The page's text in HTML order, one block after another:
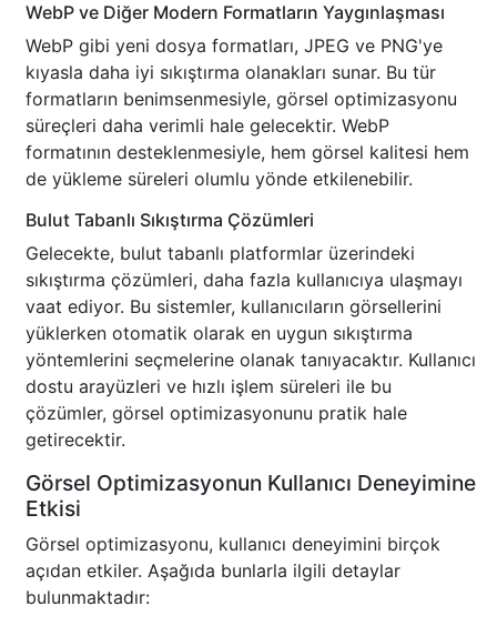
WebP ve Diğer Modern Formatların Yaygınlaşması
WebP gibi yeni dosya formatları, JPEG ve PNG'ye
kıyasla daha iyi sıkıştırma olanakları sunar. Bu tür
formatların benimsenmesiyle, görsel optimizasyonu
süreçleri daha verimli hale gelecektir. WebP
formatının desteklenmesiyle, hem görsel kalitesi hem
de yükleme süreleri olumlu yönde etkilenebilir.
Bulut Tabanlı Sıkıştırma Çözümleri
Gelecekte, bulut tabanlı platformlar üzerindeki
sıkıştırma çözümleri, daha fazla kullanıcıya ulaşmayı
vaat ediyor. Bu sistemler, kullanıcıların görsellerini
yüklerken otomatik olarak en uygun sıkıştırma
yöntemlerini seçmelerine olanak tanıyacaktır. Kullanıcı
dostu arayüzleri ve hızlı işlem süreleri ile bu
çözümler, görsel optimizasyonunu pratik hale
getirecektir.
Görsel Optimizasyonun Kullanıcı Deneyimine
Etkisi
Görsel optimizasyonu, kullanıcı deneyimini birçok
açıdan etkiler. Aşağıda bunlarla ilgili detaylar
bulunmaktadır: